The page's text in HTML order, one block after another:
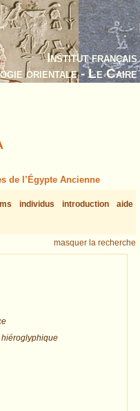
Institut français
orientale - Le Caire
de l’Égypte Ancienne
individus introduction
aide
masquer la recherche